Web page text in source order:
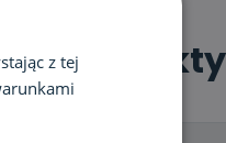
produkty
z tej